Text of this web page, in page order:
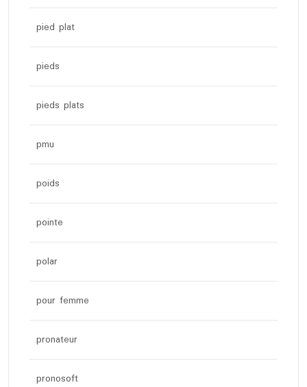
pied plat
pieds
pieds plats
pmu
poids
pointe
polar
pour femme
pronateur
pronosoft